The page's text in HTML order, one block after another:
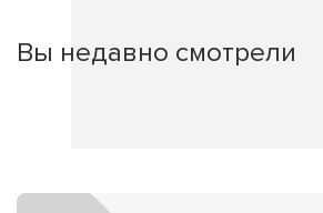
Вы недавно смотрели